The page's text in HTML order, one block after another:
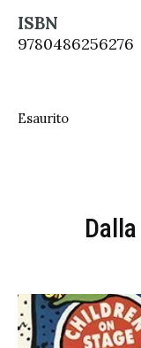
ISBN
9780486256276
Esaurito